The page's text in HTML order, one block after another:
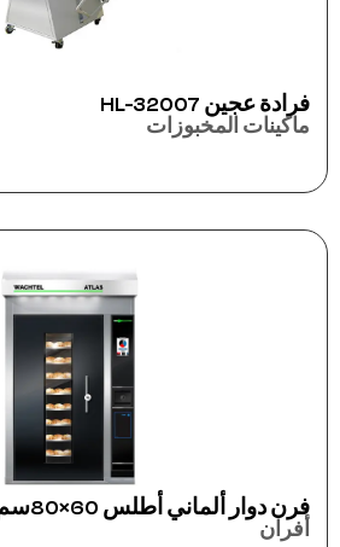
فرادة عجين HL-32007
ماكينات المخبوزات
فرن دوار ألماني أطلس 60×80سم
أفران